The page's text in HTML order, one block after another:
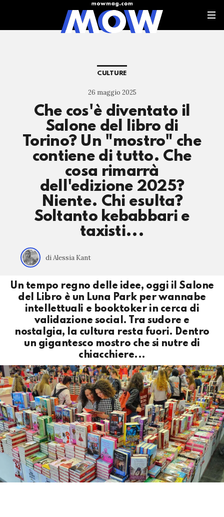
CULTURE
26 maggio 2025
Che cos'è diventato il
Salone del libro di
Torino? Un "mostro" che
contiene di tutto. Che
cosa rimarrà
dell'edizione 2025?
Niente. Chi esulta?
Soltanto kebabbari e
taxisti...
di Alessia Kant
Un tempo regno delle idee, oggi il Salone
del Libro è un Luna Park per wannabe
intellettuali e booktoker in cerca di
validazione social. Tra sudore e
nostalgia, la cultura resta fuori. Dentro
un gigantesco mostro che si nutre di
chiacchiere...